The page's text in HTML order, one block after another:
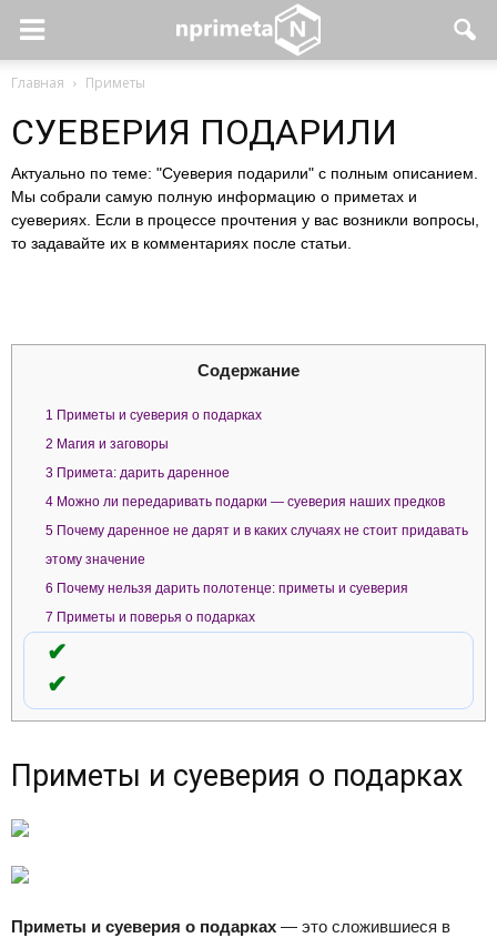
Главная Приметы
СУЕВЕРИЯ ПОДАРИЛИ
Актуально по теме: "Суеверия подарили" с полным описанием.
Мы собрали самую полную информацию о приметах и
суевериях. Если в процессе прочтения у вас возникли вопросы,
то задавайте их в комментариях после статьи.
Содержание
1 Приметы и суеверия о подарках
2 Магия и заговоры
3 Примета: дарить даренное
4 Можно ли передаривать подарки — суеверия наших предков
5 Почему даренное не дарят и в каких случаях не стоит придавать
этому значение
6 Почему нельзя дарить полотенце: приметы и суеверия
7 Приметы и поверья о подарках
Приметы и суеверия о подарках
Приметы и суеверия о подарках — это сложившиеся в